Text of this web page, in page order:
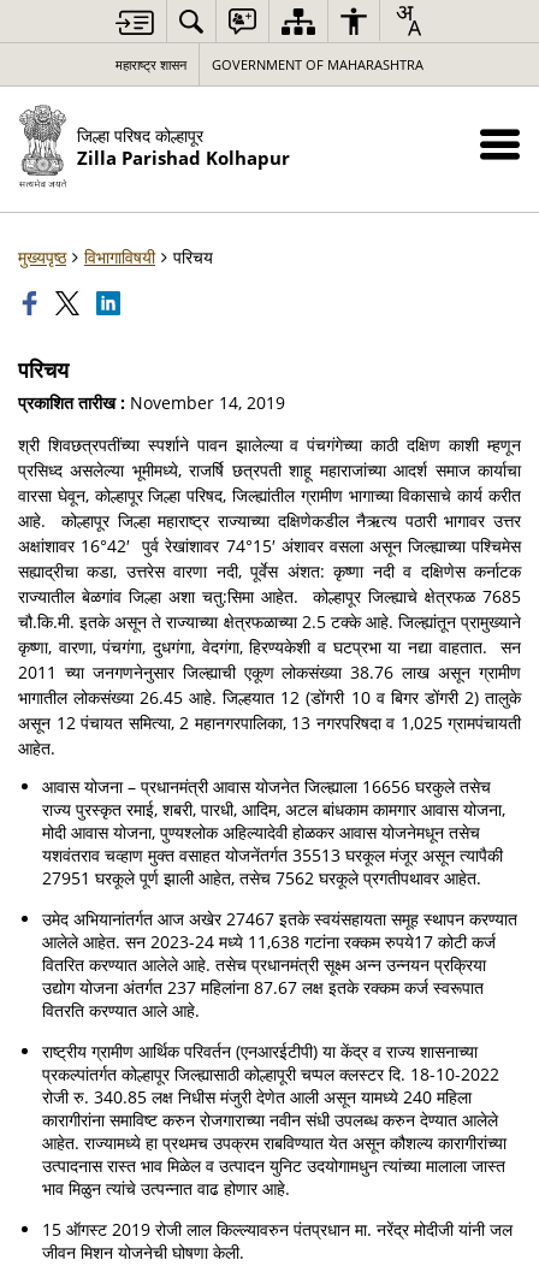
महाराष्ट्र शासन GOVERNMENT OF MAHARASHTRA
जिल्हा परिषद कोल्हापूर
Zilla Parishad Kolhapur
मुख्यपृष्ठ विभागाविषयी परिचय
परिचय
प्रकाशित तारीख : November 14, 2019
श्री शिवछत्रपतींच्या स्पर्शाने पावन झालेल्या व पंचगंगेच्या काठी दक्षिण काशी म्हणून
प्रसिध्द असलेल्या भूमीमध्ये, राजर्षि छत्रपती शाहू महाराजांच्या आदर्श समाज कार्याचा
वारसा घेवून, कोल्हापूर जिल्हा परिषद, जिल्ह्यांतील ग्रामीण भागाच्या विकासाचे कार्य करीत
आहे. कोल्हापूर जिल्हा महाराष्ट्र राज्याच्या दक्षिणेकडील नैऋत्य पठारी भागावर उत्तर
अक्षांशावर 16°42′ पुर्व रेखांशावर 74°15′ अंशावर वसला असून जिल्ह्याच्या पश्चिमेस
सह्याद्रीचा कडा, उत्तरेस वारणा नदी, पूर्वेस अंशत: कृष्णा नदी व दक्षिणेस कर्नाटक
राज्यातील बेळगांव जिल्हा अशा चतु:सिमा आहेत. कोल्हापूर जिल्ह्याचे क्षेत्रफळ 7685
चौ.कि.मी. इतके असून ते राज्याच्या क्षेत्रफळाच्या 2.5 टक्के आहे. जिल्ह्यांतून प्रामुख्याने
कृष्णा, वारणा, पंचगंगा, दुधगंगा, वेदगंगा, हिरण्यकेशी व घटप्रभा या नद्या वाहतात. सन
2011 च्या जनगणनेनुसार जिल्ह्याची एकूण लोकसंख्या 38.76 लाख असून ग्रामीण
भागातील लोकसंख्या 26.45 आहे. जिल्हयात 12 (डोंगरी 10 व बिगर डोंगरी 2) तालुके
असून 12 पंचायत समित्या, 2 महानगरपालिका, 13 नगरपरिषदा व 1,025 ग्रामपंचायती
आहेत.
आवास योजना – प्रधानमंत्री आवास योजनेत जिल्ह्याला 16656 घरकुले तसेच
राज्य पुरस्कृत रमाई, शबरी, पारधी, आदिम, अटल बांधकाम कामगार आवास योजना,
मोदी आवास योजना, पुण्यश्लोक अहिल्यादेवी होळकर आवास योजनेमधून तसेच
यशवंतराव चव्हाण मुक्त वसाहत योजनेंतर्गत 35513 घरकूल मंजूर असून त्यापैकी
27951 घरकूले पूर्ण झाली आहेत, तसेच 7562 घरकूले प्रगतीपथावर आहेत.
उमेद अभियानांतर्गत आज अखेर 27467 इतके स्वयंसहायता समूह स्थापन करण्यात
आलेले आहेत. सन 2023-24 मध्ये 11,638 गटांना रक्कम रुपये17 कोटी कर्ज
वितरित करण्यात आलेले आहे. तसेच प्रधानमंत्री सूक्ष्म अन्न उन्नयन प्रक्रिया
उद्योग योजना अंतर्गत 237 महिलांना 87.67 लक्ष इतके रक्कम कर्ज स्वरूपात
वितरति करण्यात आले आहे.
राष्ट्रीय ग्रामीण आर्थिक परिवर्तन (एनआरईटीपी) या केंद्र व राज्य शासनाच्या
प्रकल्पांतर्गत कोल्हापूर जिल्ह्यासाठी कोल्हापूरी चप्पल क्लस्टर दि. 18-10-2022
रोजी रु. 340.85 लक्ष निधीस मंजुरी देणेत आली असून यामध्ये 240 महिला
कारागीरांना समाविष्ट करुन रोजगाराच्या नवीन संधी उपलब्ध करुन देण्यात आलेले
आहेत. राज्यामध्ये हा प्रथमच उपक्रम राबविण्यात येत असून कौशल्य कारागीरांच्या
उत्पादनास रास्त भाव मिळेल व उत्पादन युनिट उदयोगामधुन त्यांच्या मालाला जास्त
भाव मिळुन त्यांचे उत्पन्नात वाढ होणार आहे.
15 ऑगस्ट 2019 रोजी लाल किल्ल्यावरुन पंतप्रधान मा. नरेंद्र मोदीजी यांनी जल
जीवन मिशन योजनेची घोषणा केली.